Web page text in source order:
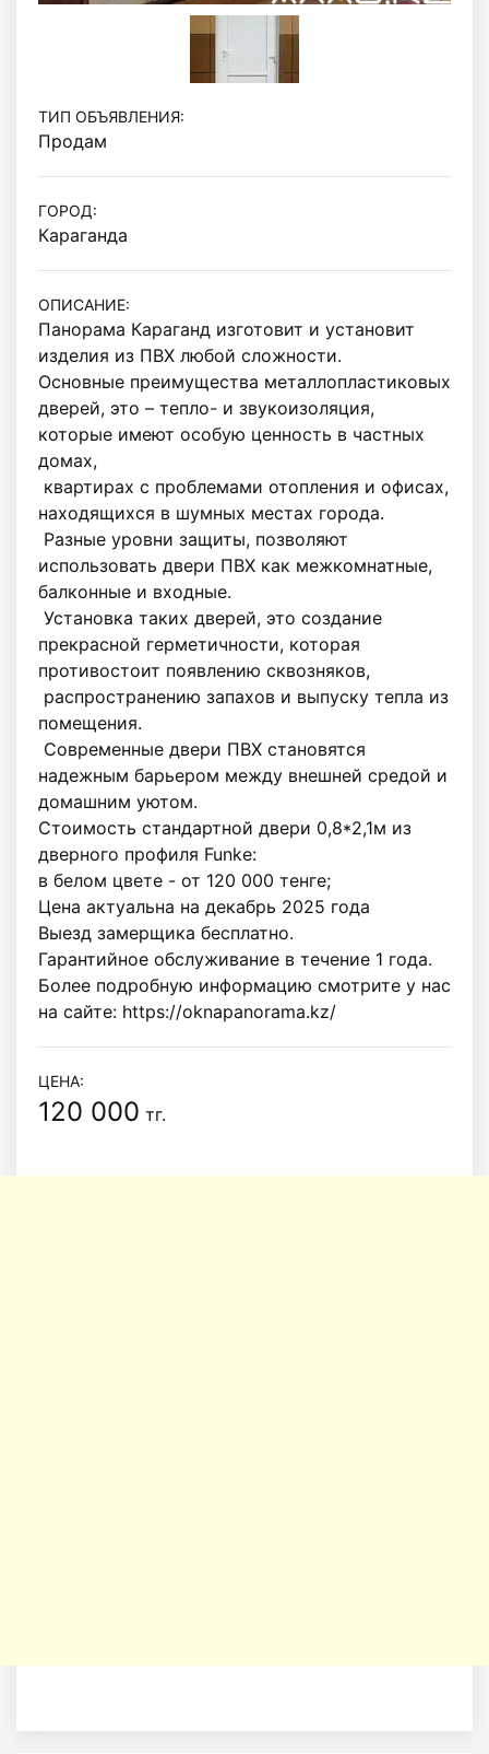
ТИП ОБЪЯВЛЕНИЯ:
Продам
ГОРОД:
Караганда
ОПИСАНИЕ:
Панорама Караганд изготовит и установит
изделия из ПВХ любой сложности.
Основные преимущества металлопластиковых
дверей, это – тепло- и звукоизоляция,
которые имеют особую ценность в частных
домах,
находящихся в шумных местах города.
использовать двери ПВХ как межкомнатные,
балконные и входные.
прекрасной герметичности, которая
противостоит появлению сквозняков,
помещения.
надежным барьером между внешней средой и
домашним уютом.
Стоимость стандартной двери 0,8*2,1м из
дверного профиля Funke:
в белом цвете - от 120 000 тенге;
Цена актуальна на декабрь 2025 года
Выезд замерщика бесплатно.
Гарантийное обслуживание в течение 1 года.
Более подробную информацию смотрите у нас
на сайте: https://oknapanorama.kz/
ЦЕНА:
120 000 тг.